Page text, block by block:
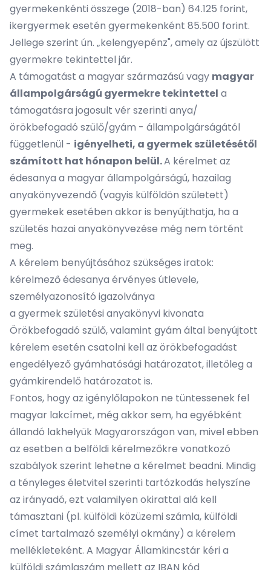
gyermekenkénti összege (2018-ban) 64.125 forint,
ikergyermek esetén gyermekenként 85.500 forint.
Jellege szerint ún. „kelengyepénz", amely az újszülött
gyermekre tekintettel jár.
A támogatást a magyar származású vagy magyar
állampolgárságú gyermekre tekintettel a
támogatásra jogosult vér szerinti anya/
örökbefogadó szülő/gyám - állampolgárságától
függetlenül - igényelheti, a gyermek születésétől
számított hat hónapon belül.A kérelmet az
édesanya a magyar állampolgárságú, hazailag
anyakönyvezendő (vagyis külföldön született)
gyermekek esetében akkor is benyújthatja, ha a
születés hazai anyakönyvezése még nem történt
meg.
A kérelem benyújtásához szükséges iratok:
kérelmező édesanya érvényes útlevele,
személyazonosító igazolványa
a gyermek születési anyakönyvi kivonata
Örökbefogadó szülő, valamint gyám által benyújtott
kérelem esetén csatolni kell az örökbefogadást
engedélyező gyámhatósági határozatot, illetőleg a
gyámkirendelő határozatot is.
Fontos, hogy az igénylőlapokon ne tüntessenek fel
magyar lakcímet, még akkor sem, ha egyébként
állandó lakhelyük Magyarországon van, mivel ebben
az esetben a belföldi kérelmezőkre vonatkozó
szabályok szerint lehetne a kérelmet beadni. Mindig
a tényleges életvitel szerinti tartózkodás helyszíne
az irányadó, ezt valamilyen okirattal alá kell
támasztani (pl. külföldi közüzemi számla, külföldi
címet tartalmazó személyi okmány) a kérelem
mellékleteként. A Magyar Államkincstár kéri a